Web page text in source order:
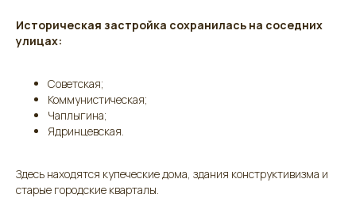
Историческая застройка сохранилась на соседних
улицах:
Советская;
Коммунистическая;
Чаплыгина;
Ядринцевская.
Здесь находятся купеческие дома, здания конструктивизма и
старые городские кварталы.